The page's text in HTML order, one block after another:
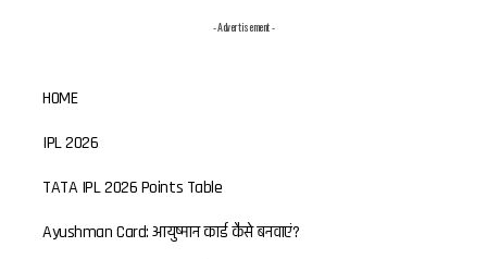
- Advertisement -
HOME
IPL 2026
TATA IPL 2026 Points Table
Ayushman Card: आयुष्मान कार्ड कैसे बनवाएं?